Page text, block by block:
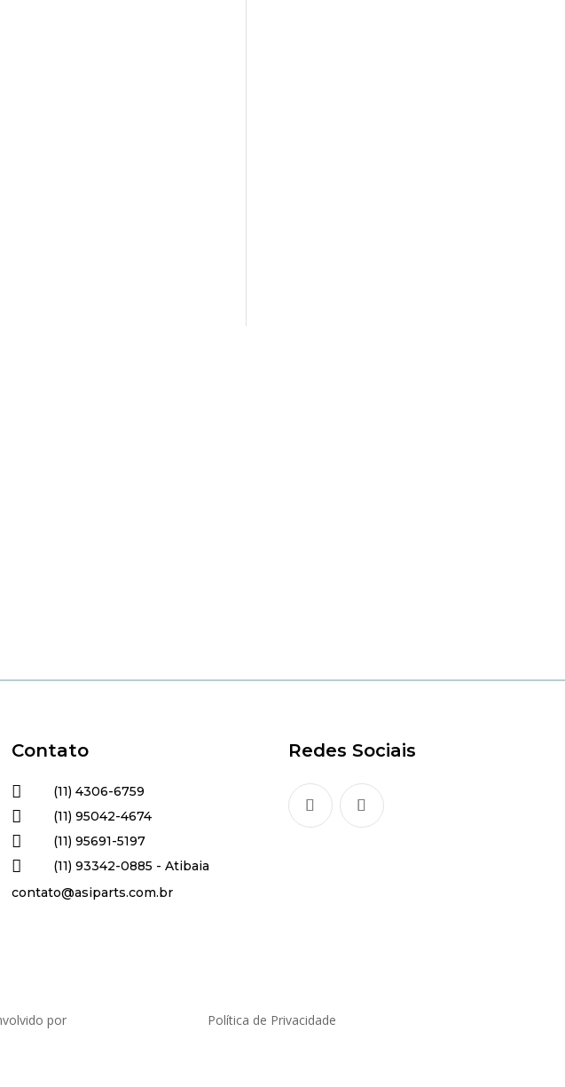
Contato
 (11) 4306-6759
 (11) 95042-4674
 (11) 95691-5197

(11) 93342-0885 - Atibaia
contato@asiparts.com.br
Redes Sociais
por
Política de Privacidade